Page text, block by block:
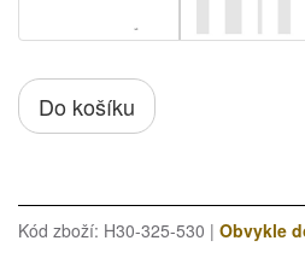
Do košíku
Kód zboží: H30-325-530 | Obvykle